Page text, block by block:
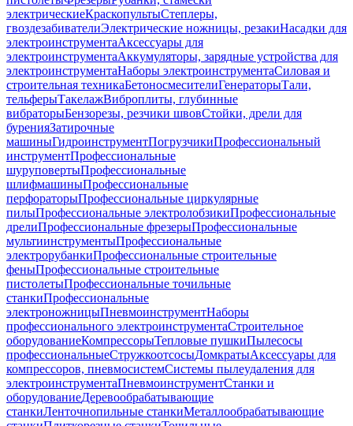
электрическиеКраскопультыСтеплеры,
гвоздезабивателиЭлектрические ножницы, резакиНасадки для
электроинструментаАксессуары для
электроинструментаАккумуляторы, зарядные устройства для
электроинструментаНаборы электроинструментаСиловая и
строительная техникаБетоносмесителиГенераторыТали,
тельферыТакелажВиброплиты, глубинные
вибраторыБензорезы, резчики швовСтойки, дрели для
буренияЗатирочные
машиныГидроинструментПогрузчикиПрофессиональный
инструментПрофессиональные
шуруповертыПрофессиональные
шлифмашиныПрофессиональные
перфораторыПрофессиональные циркулярные
пилыПрофессиональные электролобзикиПрофессиональные
дрелиПрофессиональные фрезерыПрофессиональные
мультиинструментыПрофессиональные
электрорубанкиПрофессиональные строительные
феныПрофессиональные строительные
пистолетыПрофессиональные точильные
станкиПрофессиональные
электроножницыПневмоинструментНаборы
профессионального электроинструментаСтроительное
оборудованиеКомпрессорыТепловые пушкиПылесосы
профессиональныеСтружкоотсосыДомкратыАксессуары для
компрессоров, пневмосистемСистемы пылеудаления для
электроинструментаПневмоинструментСтанки и
оборудованиеДеревообрабатывающие
станкиЛенточнопильные станкиМеталлообрабатывающие